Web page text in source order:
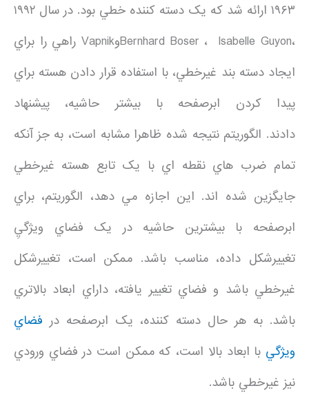
۱۹۶۳ ارائه شد که يک دسته کننده خطي بود. در سال ۱۹۹۲
،Bernhard Boser ، Isabelle GuyonوVapnik راهي را براي
ايجاد دسته بند غيرخطي، با استفاده قرار دادن هسته براي
پيدا کردن ابرصفحه با بيشتر حاشيه، پيشنهاد
دادند. الگوريتم نتيجه شده ظاهرا مشابه است، به جز آنکه
تمام ضرب هاي نقطه اي با يک تابع هسته غيرخطي
جايگزين شده اند. اين اجازه مي دهد، الگوريتم، براي
ابرصفحه با بيشترين حاشيه در يک فضاي ويژگيِ
تغييرشکل داده، مناسب باشد. ممکن است، تغييرشکل
غيرخطي باشد و فضاي تغيير يافته، داراي ابعاد بالاتري
باشد. به هر حال دسته کننده، يک ابرصفحه در فضاي
ويژگي با ابعاد بالا است، که ممکن است در فضاي ورودي
نيز غيرخطي باشد.